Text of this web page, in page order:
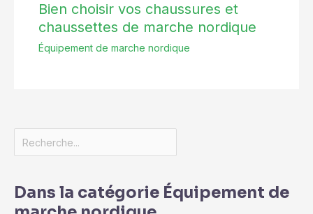
Bien choisir vos chaussures et
chaussettes de marche nordique
Équipement de marche nordique
Dans la catégorie Équipement de